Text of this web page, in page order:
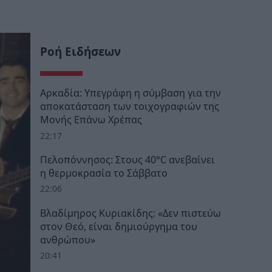
Ροή Ειδήσεων
Αρκαδία: Υπεγράφη η σύμβαση για την
αποκατάσταση των τοιχογραφιών της
Μονής Επάνω Χρέπας
22:17
Πελοπόννησος: Στους 40°C ανεβαίνει
η θερμοκρασία το Σάββατο
22:06
Βλαδίμηρος Κυριακίδης: «Δεν πιστεύω
στον Θεό, είναι δημιούργημα του
ανθρώπου»
20:41